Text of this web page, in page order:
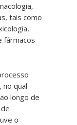
tais como
fármacos
no qual
longo de
o